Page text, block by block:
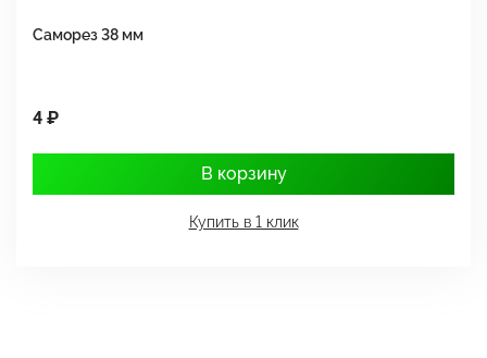
Саморез 38 мм
4 ₽
В корзину
Купить в 1 клик